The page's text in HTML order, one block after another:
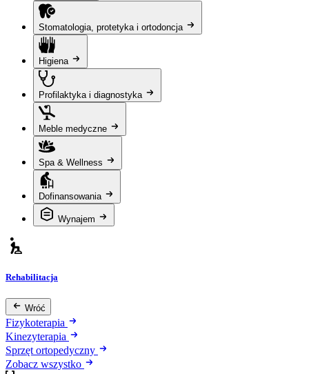
Stomatologia, protetyka i ortodoncja
Higiena
Profilaktyka i diagnostyka
Meble medyczne
Spa & Wellness
Dofinansowania
Wynajem
Rehabilitacja
Wróć
Fizykoterapia
Kinezyterapia
Sprzęt ortopedyczny
Zobacz wszystko